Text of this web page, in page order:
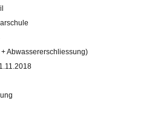
Abwassererschliessung)